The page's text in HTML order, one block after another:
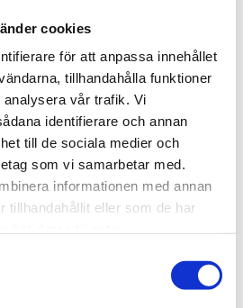
cookies
för att anpassa innehållet
tillhandahålla funktioner
vår trafik. Vi
identifierare och annan
till de sociala medier och
som vi samarbetar med.
informationen med annan
tillhandahållit eller som de har
P
Palmers
R
Rapunzel Coils